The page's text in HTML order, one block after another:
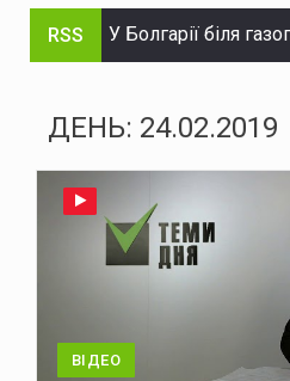
RSS
ДЕНЬ: 24.02.2019
ВІДЕО